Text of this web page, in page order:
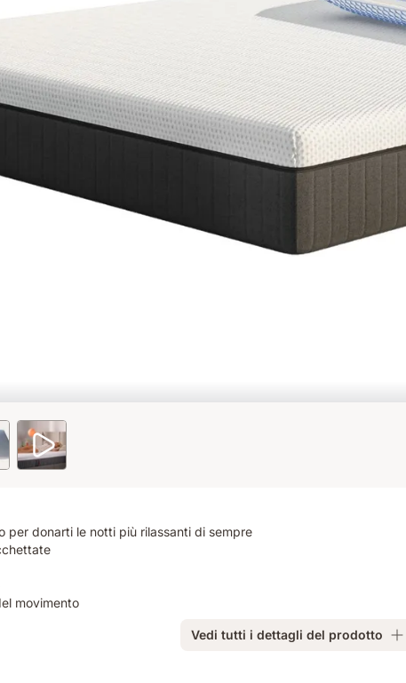
per donarti le notti più rilassanti di sempre
movimento
Vedi tutti i dettagli del prodotto